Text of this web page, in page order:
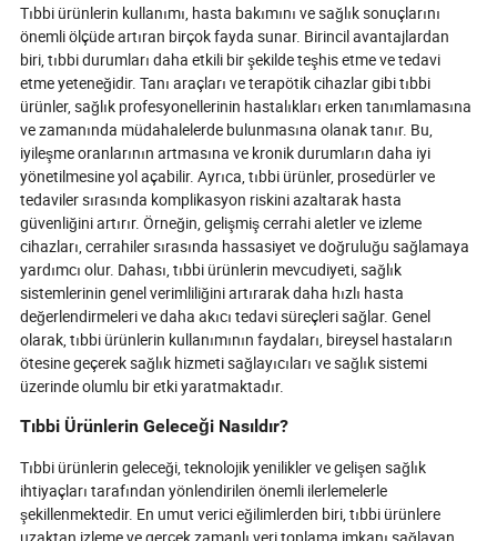
Tıbbi ürünlerin kullanımı, hasta bakımını ve sağlık sonuçlarını
önemli ölçüde artıran birçok fayda sunar. Birincil avantajlardan
biri, tıbbi durumları daha etkili bir şekilde teşhis etme ve tedavi
etme yeteneğidir. Tanı araçları ve terapötik cihazlar gibi tıbbi
ürünler, sağlık profesyonellerinin hastalıkları erken tanımlamasına
ve zamanında müdahalelerde bulunmasına olanak tanır. Bu,
iyileşme oranlarının artmasına ve kronik durumların daha iyi
yönetilmesine yol açabilir. Ayrıca, tıbbi ürünler, prosedürler ve
tedaviler sırasında komplikasyon riskini azaltarak hasta
güvenliğini artırır. Örneğin, gelişmiş cerrahi aletler ve izleme
cihazları, cerrahiler sırasında hassasiyet ve doğruluğu sağlamaya
yardımcı olur. Dahası, tıbbi ürünlerin mevcudiyeti, sağlık
sistemlerinin genel verimliliğini artırarak daha hızlı hasta
değerlendirmeleri ve daha akıcı tedavi süreçleri sağlar. Genel
olarak, tıbbi ürünlerin kullanımının faydaları, bireysel hastaların
ötesine geçerek sağlık hizmeti sağlayıcıları ve sağlık sistemi
üzerinde olumlu bir etki yaratmaktadır.
Tıbbi Ürünlerin Geleceği Nasıldır?
Tıbbi ürünlerin geleceği, teknolojik yenilikler ve gelişen sağlık
ihtiyaçları tarafından yönlendirilen önemli ilerlemelerle
şekillenmektedir. En umut verici eğilimlerden biri, tıbbi ürünlere
uzaktan izleme ve gerçek zamanlı veri toplama imkanı sağlayan